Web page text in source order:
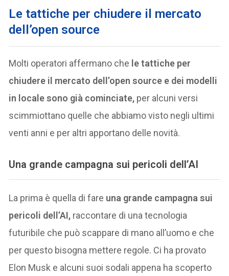
Le tattiche per chiudere il mercato
dell’open source
Molti operatori affermano che le tattiche per
chiudere il mercato dell’open source e dei modelli
in locale sono già cominciate, per alcuni versi
scimmiottano quelle che abbiamo visto negli ultimi
venti anni e per altri apportano delle novità.
Una grande campagna sui pericoli dell’AI
La prima è quella di fare una grande campagna sui
pericoli dell’AI, raccontare di una tecnologia
futuribile che può scappare di mano all’uomo e che
per questo bisogna mettere regole. Ci ha provato
Elon Musk e alcuni suoi sodali appena ha scoperto